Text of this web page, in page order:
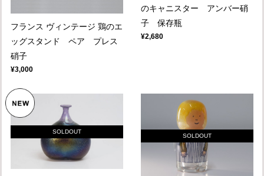
フランス ヴィンテージ 鶏のエ
ッグスタンド ペア プレス
硝子
¥3,000
のキャニスター アンバー硝
子 保存瓶
¥2,680
SOLDOUT
SOLDOUT